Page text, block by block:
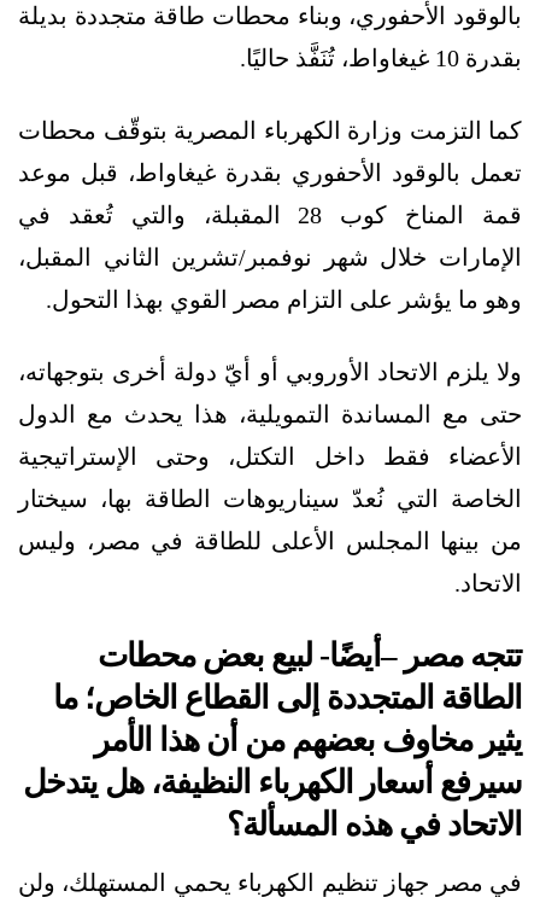
بالوقود الأحفوري، وبناء محطات طاقة متجددة بديلة
بقدرة 10 غيغاواط، تُنَفَّذ حاليًا.
كما التزمت وزارة الكهرباء المصرية بتوقّف محطات
تعمل بالوقود الأحفوري بقدرة غيغاواط، قبل موعد
قمة المناخ كوب 28 المقبلة، والتي تُعقد في
الإمارات خلال شهر نوفمبر/تشرين الثاني المقبل،
وهو ما يؤشر على التزام مصر القوي بهذا التحول.
ولا يلزم الاتحاد الأوروبي أو أيّ دولة أخرى بتوجهاته،
حتى مع المساندة التمويلية، هذا يحدث مع الدول
الأعضاء فقط داخل التكتل، وحتى الإستراتيجية
الخاصة التي نُعدّ سيناريوهات الطاقة بها، سيختار
من بينها المجلس الأعلى للطاقة في مصر، وليس
الاتحاد.
تتجه مصر –أيضًا- لبيع بعض محطات
الطاقة المتجددة إلى القطاع الخاص؛ ما
يثير مخاوف بعضهم من أن هذا الأمر
سيرفع أسعار الكهرباء النظيفة، هل يتدخل
الاتحاد في هذه المسألة؟
في مصر جهاز تنظيم الكهرباء يحمي المستهلك، ولن